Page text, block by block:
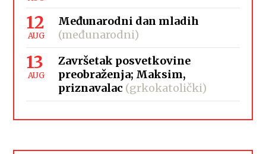
12
AUG
Međunarodni dan mladih
(međunarodni)
13
AUG
Završetak posvetkovine
preobraženja; Maksim,
priznavalac (grkokatolički)